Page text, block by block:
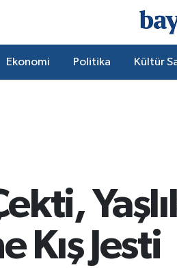
Ekonomi Politika Kültür
Kış Jesti